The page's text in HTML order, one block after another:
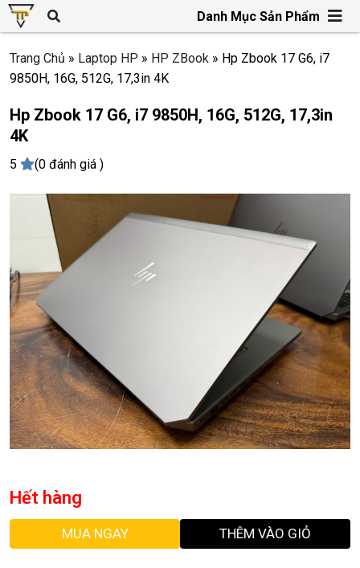
Danh Mục Sản Phẩm
Trang Chủ » Laptop HP » HP ZBook » Hp Zbook 17 G6, i7
9850H, 16G, 512G, 17,3in 4K
Hp Zbook 17 G6, i7 9850H, 16G, 512G, 17,3in
4K
5 (0 đánh giá )
Hết hàng
MUA NGAY THÊM VÀO GIỎ